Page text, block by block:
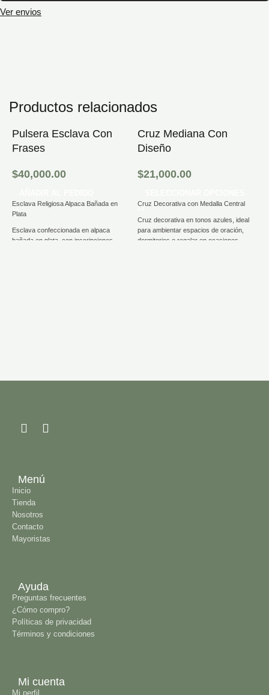
Ver envios
Productos relacionados
Pulsera Esclava Con
Frases
$40,000.00
Esclava Religiosa Alpaca Bañada en
Plata
Esclava confeccionada en alpaca
bañada en plata, con inscripciones
Cruz Mediana Con
Diseño
$21,000.00
Cruz Decorativa con Medalla Central
Cruz decorativa en tonos azules, ideal
para ambientar espacios de oración,
dormitorios o regalar en ocasiones
Menú
Inicio
Tienda
Nosotros
Contacto
Mayoristas
Ayuda
Preguntas frecuentes
¿Cómo compro?
Políticas de privacidad
Términos y condiciones
Mi cuenta
Mi perfil